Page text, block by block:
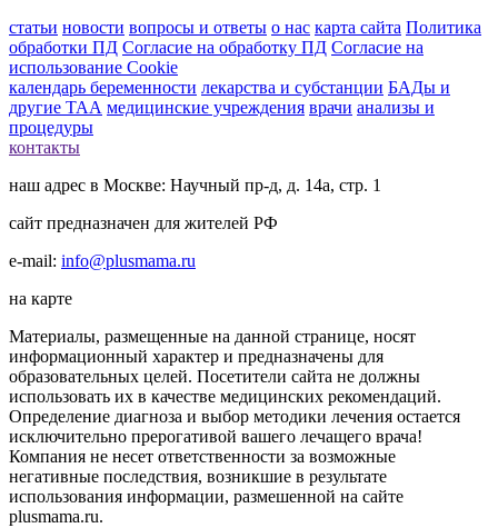
статьи новости вопросы и ответы о нас карта сайта Политика
обработки ПД Согласие на обработку ПД Согласие на
использование Cookie
календарь беременности лекарства и субстанции БАДы и
другие ТАА медицинские учреждения врачи анализы и
процедуры
контакты
наш адрес в Москве: Научный пр-д, д. 14а, стр. 1
сайт предназначен для жителей РФ
e-mail: info@plusmama.ru
на карте
Материалы, размещенные на данной странице, носят
информационный характер и предназначены для
образовательных целей. Посетители сайта не должны
использовать их в качестве медицинских рекомендаций.
Определение диагноза и выбор методики лечения остается
исключительно прерогативой вашего лечащего врача!
Компания не несет ответственности за возможные
негативные последствия, возникшие в результате
использования информации, размешенной на сайте
plusmama.ru.